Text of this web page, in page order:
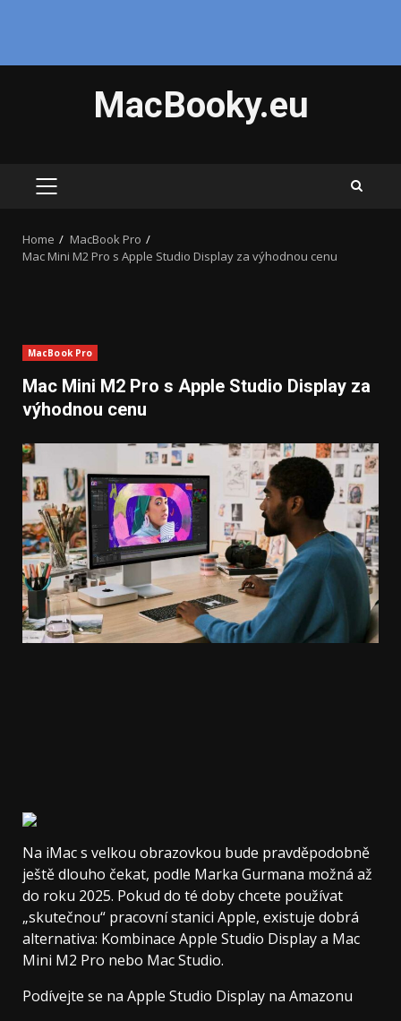
MacBooky.eu
PRIMARY
Home
MacBook Pro
Mac Mini M2 Pro s Apple Studio Display za výhodnou cenu
MacBook Pro
Mac Mini M2 Pro s Apple Studio Display za
výhodnou cenu
Na iMac s velkou obrazovkou bude pravděpodobně
ještě dlouho čekat, podle Marka Gurmana možná až
do roku 2025. Pokud do té doby chcete používat
„skutečnou“ pracovní stanici Apple, existuje dobrá
alternativa: Kombinace Apple Studio Display a Mac
Mini M2 Pro nebo Mac Studio.
Podívejte se na Apple Studio Display na Amazonu